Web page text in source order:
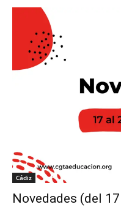
Cádiz
Novedades (del